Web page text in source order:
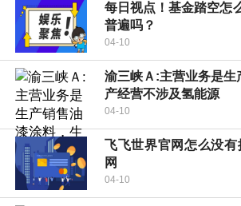
每日视点！基金踏空怎
普遍吗？
04-10
渝三峡Ａ:主营业务是生
产经营不涉及氢能源
04-10
飞飞世界官网怎么没
网
04-10